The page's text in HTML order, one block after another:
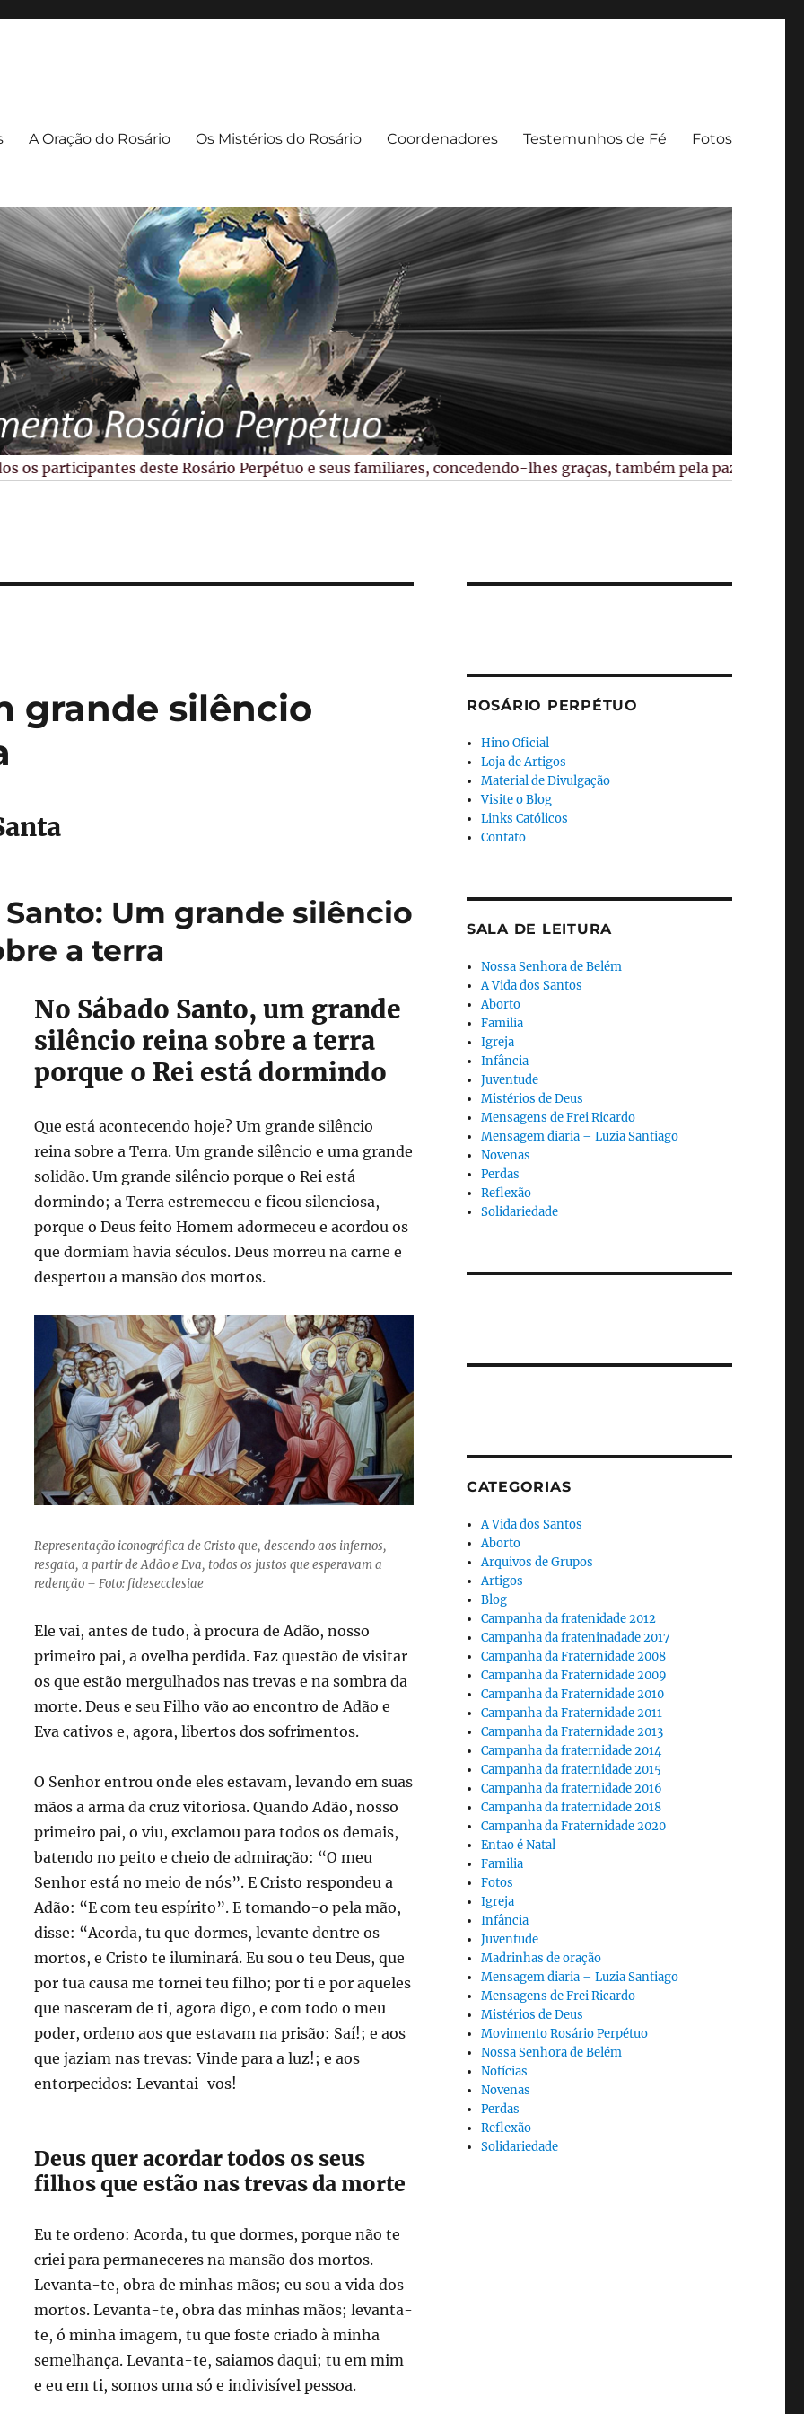
A Oração do Rosário Os Mistérios do Rosário Coordenadores Testemunhos de Fé Fotos
os participantes deste Rosário Perpétuo e seus familiares, concedendo-lhes graças, também pela paz no
grande silêncio
Santo: Um grande silêncio
a terra
No Sábado Santo, um grande
silêncio reina sobre a terra
porque o Rei está dormindo
Que está acontecendo hoje? Um grande silêncio
reina sobre a Terra. Um grande silêncio e uma grande
solidão. Um grande silêncio porque o Rei está
dormindo; a Terra estremeceu e ficou silenciosa,
porque o Deus feito Homem adormeceu e acordou os
que dormiam havia séculos. Deus morreu na carne e
despertou a mansão dos mortos.
Representação iconográfica de Cristo que, descendo aos infernos,
resgata, a partir de Adão e Eva, todos os justos que esperavam a
redenção – Foto: fidesecclesiae
Ele vai, antes de tudo, à procura de Adão, nosso
primeiro pai, a ovelha perdida. Faz questão de visitar
os que estão mergulhados nas trevas e na sombra da
morte. Deus e seu Filho vão ao encontro de Adão e
Eva cativos e, agora, libertos dos sofrimentos.
O Senhor entrou onde eles estavam, levando em suas
mãos a arma da cruz vitoriosa. Quando Adão, nosso
primeiro pai, o viu, exclamou para todos os demais,
batendo no peito e cheio de admiração: “O meu
Senhor está no meio de nós”. E Cristo respondeu a
Adão: “E com teu espírito”. E tomando-o pela mão,
disse: “Acorda, tu que dormes, levante dentre os
mortos, e Cristo te iluminará. Eu sou o teu Deus, que
por tua causa me tornei teu filho; por ti e por aqueles
que nasceram de ti, agora digo, e com todo o meu
poder, ordeno aos que estavam na prisão: Saí!; e aos
que jaziam nas trevas: Vinde para a luz!; e aos
entorpecidos: Levantai-vos!
Deus quer acordar todos os seus
filhos que estão nas trevas da morte
Eu te ordeno: Acorda, tu que dormes, porque não te
criei para permaneceres na mansão dos mortos.
Levanta-te, obra de minhas mãos; eu sou a vida dos
mortos. Levanta-te, obra das minhas mãos; levanta-
te, ó minha imagem, tu que foste criado à minha
semelhança. Levanta-te, saiamos daqui; tu em mim
e eu em ti, somos uma só e indivisível pessoa.
ROSÁRIO PERPÉTUO
Hino Oficial
Loja de Artigos
Material de Divulgação
Visite o Blog
Links Católicos
Contato
SALA DE LEITURA
Nossa Senhora de Belém
A Vida dos Santos
Aborto
Familia
Igreja
Infância
Juventude
Mistérios de Deus
Mensagens de Frei Ricardo
Mensagem diaria – Luzia Santiago
Novenas
Perdas
Reflexão
Solidariedade
CATEGORIAS
A Vida dos Santos
Aborto
Arquivos de Grupos
Artigos
Blog
Campanha da fratenidade 2012
Campanha da frateninadade 2017
Campanha da Fraternidade 2008
Campanha da Fraternidade 2009
Campanha da Fraternidade 2010
Campanha da Fraternidade 2011
Campanha da Fraternidade 2013
Campanha da fraternidade 2014
Campanha da fraternidade 2015
Campanha da fraternidade 2016
Campanha da fraternidade 2018
Campanha da Fraternidade 2020
Entao é Natal
Familia
Fotos
Igreja
Infância
Juventude
Madrinhas de oração
Mensagem diaria – Luzia Santiago
Mensagens de Frei Ricardo
Mistérios de Deus
Movimento Rosário Perpétuo
Nossa Senhora de Belém
Notícias
Novenas
Perdas
Reflexão
Solidariedade